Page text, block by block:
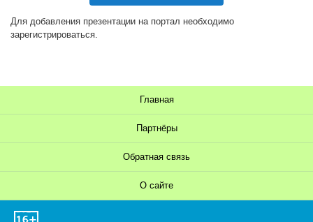
Для добавления презентации на портал необходимо
зарегистрироваться.
Главная
Партнёры
Обратная связь
О сайте